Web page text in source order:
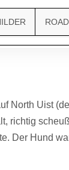
North Uist
richtig
Der Hund